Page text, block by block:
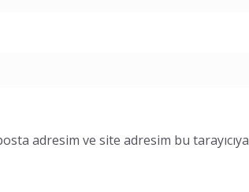
adresim ve site adresim bu tarayıcıya